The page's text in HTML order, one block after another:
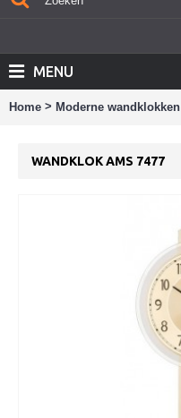
MENU
Home > Moderne wandklokken
WANDKLOK AMS 7477